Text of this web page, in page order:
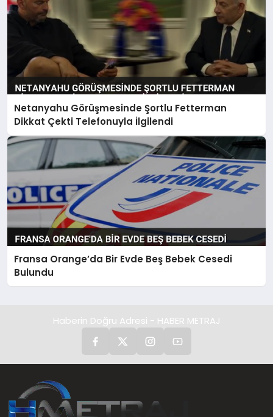
Netanyahu Görüşmesinde Şortlu Fetterman
Dikkat Çekti Telefonuyla İlgilendi
Fransa Orange’da Bir Evde Beş Bebek Cesedi
Bulundu
Haberin Doğru Adresi - HABER METRAJ